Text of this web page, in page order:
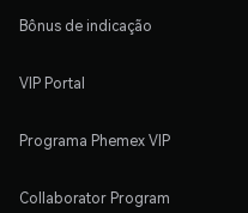
Bônus de indicação
VIP Portal
Programa Phemex VIP
Collaborator Program